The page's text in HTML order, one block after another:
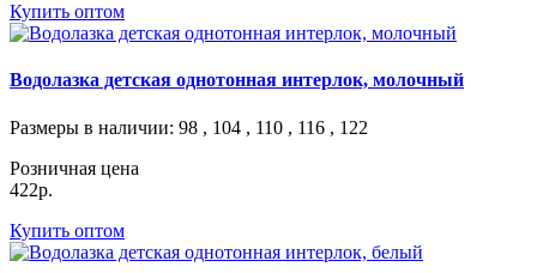
Купить оптом
Водолазка детская однотонная интерлок, молочный
Размеры в наличии: 98 , 104 , 110 , 116 , 122
Розничная цена
422р.
Купить оптом